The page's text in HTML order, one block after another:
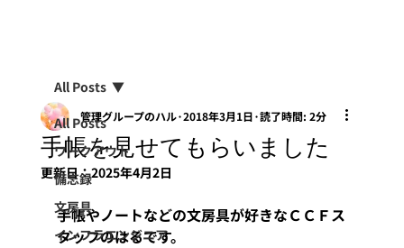
All Posts
ワークアウト
備忘録
文房具
インフラエンジニア
All Posts
手帳を見せてもらいました
管理グループのハル 2018年3月1日 読了時間: 2分
更新日：2025年4月2日
手帳やノートなどの文房具が好きなＣＣＦス
タッフのはるです。